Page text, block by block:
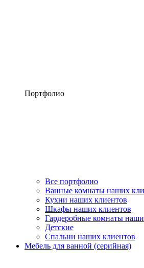
Портфолио
Все портфолио
Ванные комнаты наших
Кухни наших клиентов
Шкафы наших клиентов
Гардеробные комнаты
Детские
Спальни наших клиентов
Мебель для ванной (серийная)